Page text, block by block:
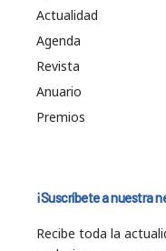
Actualidad
Agenda
Revista
Anuario
Premios
¡Suscríbete a nuestra
Recibe toda la